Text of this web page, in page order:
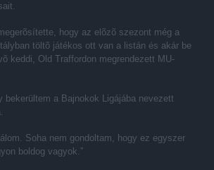
hogy az elõzõ szezont még a
töltõ játékos ott van a listán és akár be
keddi, Old Traffordon megrendezett MU-
bekerültem a Bajnokok Ligájába nevezett
Soha nem gondoltam, hogy ez egyszer
boldog vagyok.”